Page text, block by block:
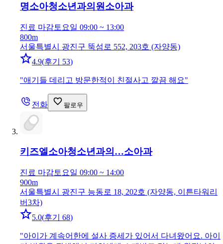
명소아청소년과의원 소아과
진료 마감토요일 09:00 ~ 13:00
800m
서울특별시 광진구 뚝섬로 552, 203호 (자양동)
4.9(후기 53)
"애기들 데리고 방문한적이 친절사고 깔끔 해요"
전화 팔로우
키즈엘소아청소년과의…소아과
진료 마감토요일 09:00 ~ 14:00
900m
서울특별시 광진구 능동로 18, 202호 (자양동, 이튼타워리
버3차)
5.0(후기 68)
"아이가 계속어한에 설사 증세가 있어서 다녀왔어요. 아이